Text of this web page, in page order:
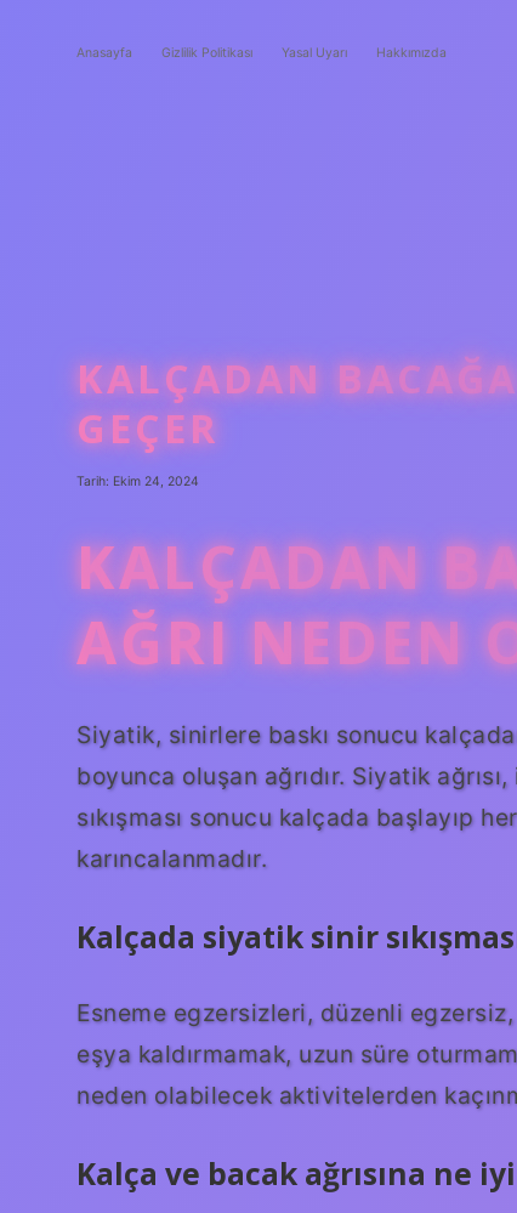
Anasayfa Gizlilik Politikası Yasal Uyarı Hakkımızda
KALÇADAN
GEÇER
Tarih: Ekim 24, 2024
KALÇADAN
AĞRI NEDEN
Siyatik, sinirlere baskı sonucu
boyunca oluşan ağrıdır. Siyatik
sıkışması sonucu kalçada başlayıp
karıncalanmadır.
Kalçada siyatik sinir
Esneme egzersizleri, düzenli
eşya kaldırmamak, uzun süre
neden olabilecek aktivitelerden
Kalça ve bacak ağrısına ne